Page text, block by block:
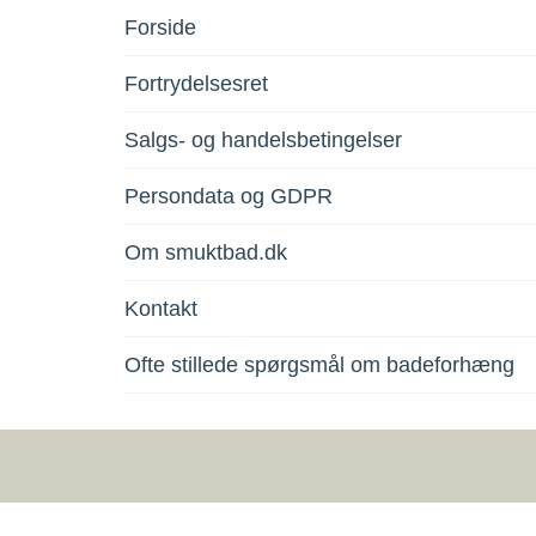
Forside
Fortrydelsesret
Salgs- og handelsbetingelser
Persondata og GDPR
Om smuktbad.dk
Kontakt
Ofte stillede spørgsmål om badeforhæng